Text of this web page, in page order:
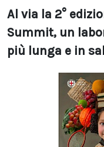
Al via la 2°
Summit, un
più lunga e in